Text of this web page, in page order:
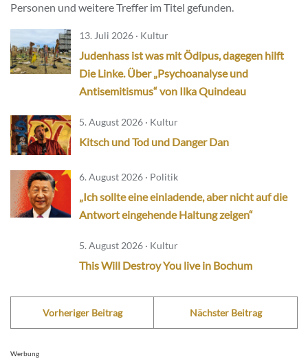
Personen und weitere Treffer im Titel gefunden.
13. Juli 2026 · Kultur
Judenhass ist was mit Ödipus, dagegen hilft
Die Linke. Über „Psychoanalyse und
Antisemitismus“ von Ilka Quindeau
5. August 2026 · Kultur
Kitsch und Tod und Danger Dan
6. August 2026 · Politik
„Ich sollte eine einladende, aber nicht auf die
Antwort eingehende Haltung zeigen“
5. August 2026 · Kultur
This Will Destroy You live in Bochum
Vorheriger Beitrag Nächster Beitrag
Werbung